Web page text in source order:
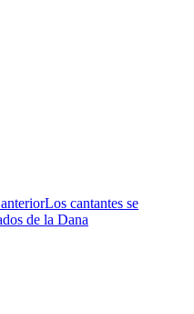
Los cantantes se
de la Dana